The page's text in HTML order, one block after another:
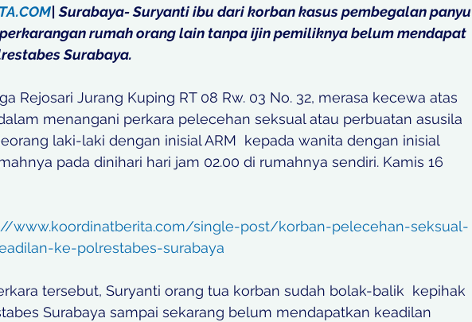
| Surabaya- Suryanti ibu dari korban kasus pembegalan panyu
rumah orang lain tanpa ijin pemiliknya belum mendapat
Surabaya.
Rejosari Jurang Kuping RT 08 Rw. 03 No. 32, merasa kecewa atas
menangani perkara pelecehan seksual atau perbuatan asusila
laki-laki dengan inisial ARM  kepada wanita dengan inisial
pada dinihari hari jam 02.00 di rumahnya sendiri. Kamis 16
www.koordinatberita.com/single-post/korban-pelecehan-seksual-
ke-polrestabes-surabaya
tersebut, Suryanti orang tua korban sudah bolak-balik  kepihak
Surabaya sampai sekarang belum mendapatkan keadilan